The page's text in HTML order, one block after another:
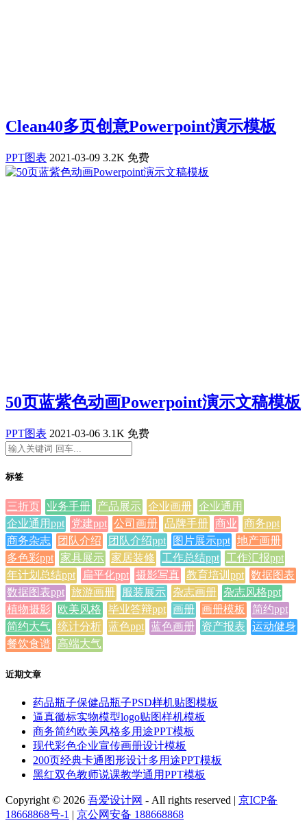
Clean40多页创意Powerpoint演示模板
PPT图表 2021-03-09 3.2K 免费
50页蓝紫色动画Powerpoint演示文稿模板
PPT图表 2021-03-06 3.1K 免费
标签
三折页 业务手册 产品展示 企业画册 企业通用
企业通用ppt
党建ppt 公司画册 品牌手册 商业
商务ppt
商务杂志
团队介绍 团队介绍ppt 图片展示ppt 地产画册
多色彩ppt
家具展示 家居装修 工作总结ppt
工作汇报ppt
年计划总结ppt
扁平化ppt 摄影写真 教育培训ppt 数据图表
数据图表ppt 旅游画册 服装展示 杂志画册
杂志风格ppt
植物摄影
欧美风格 毕业答辩ppt 画册 画册模板
简约ppt
简约大气 统计分析 蓝色ppt 蓝色画册 资产报表
运动健身
餐饮食谱 高端大气
近期文章
药品瓶子保健品瓶子PSD样机贴图模板
逼真徽标实物模型logo贴图样机模板
商务简约欧美风格多用途PPT模板
现代彩色企业宣传画册设计模板
200页经典卡通图形设计多用途PPT模板
黑红双色教师说课教学通用PPT模板
Copyright © 2026 吾爱设计网 - All rights reserved | 京ICP备
18668868号-1 | 京公网安备 188668868